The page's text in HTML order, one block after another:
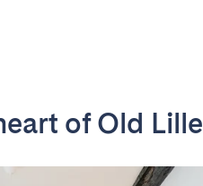
of Old Lille